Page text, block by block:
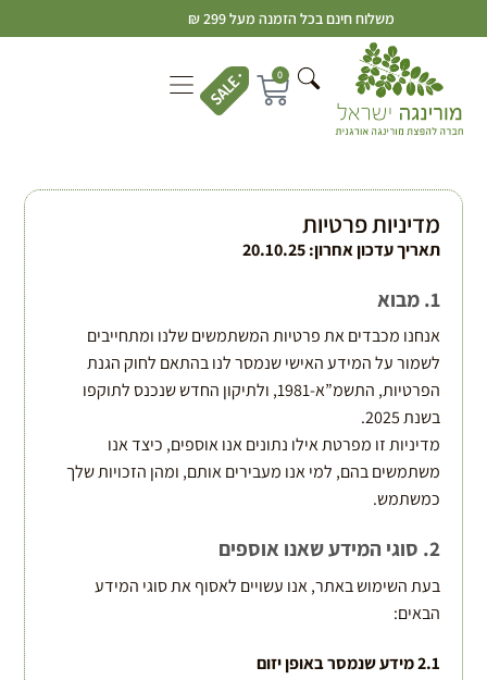
משלוח חינם בכל הזמנה מעל 299 ₪
0
מדיניות פרטיות
תאריך עדכון אחרון: 20.10.25
1. מבוא
אנחנו מכבדים את פרטיות המשתמשים שלנו ומתחייבים
לשמור על המידע האישי שנמסר לנו בהתאם לחוק הגנת
הפרטיות, התשמ”א-1981, ולתיקון החדש שנכנס לתוקפו
בשנת 2025.
מדיניות זו מפרטת אילו נתונים אנו אוספים, כיצד אנו
משתמשים בהם, למי אנו מעבירים אותם, ומהן הזכויות שלך
כמשתמש.
2. סוגי המידע שאנו אוספים
בעת השימוש באתר, אנו עשויים לאסוף את סוגי המידע
הבאים:
2.1מידע שנמסר באופן יזום